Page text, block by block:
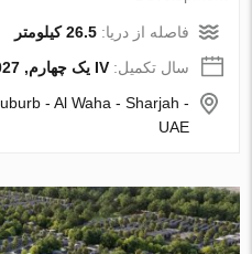
فاصله از دریا:26.5 کیلومتر
سال تکمیل:IV یک چهارم, 2027, off-plan
- Al Waha - Sharjah -
UAE